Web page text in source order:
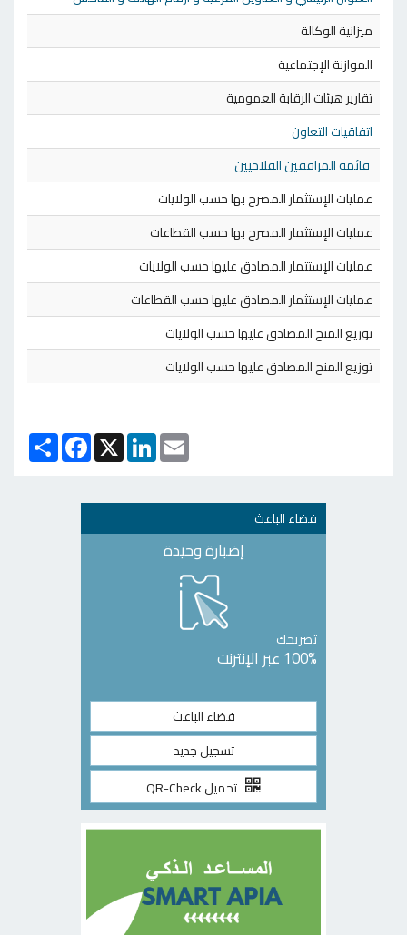
ميزانية الوكالة
الموازنة الإجتماعية
تقارير هيئات الرقابة العمومية
اتفاقيات التعاون
قائمة المرافقين الفلاحيين
عمليات الإستثمار المصرح بها حسب الولايات
عمليات الإستثمار المصرح بها حسب القطاعات
عمليات الإستثمار المصادق عليها حسب الولايات
عمليات الإستثمار المصادق عليها حسب القطاعات
توزيع المنح المصادق عليها حسب الولايات
توزيع المنح المصادق عليها حسب الولايات
انشر
Facebook X
LinkedInEmail
فضاء الباعث
إضبارة وحيدة
تصريحك
100% عبر الإنترنت
فضاء الباعث
تسجيل جديد
تحميل QR-Check